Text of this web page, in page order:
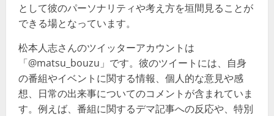
として彼のパーソナリティや考え方を垣間見ることが
できる場となっています​​。
松本人志さんのツイッターアカウントは
「@matsu_bouzu」です。彼のツイートには、自身
の番組やイベントに関する情報、個人的な意見や感
想、日常の出来事についてのコメントが含まれていま
す。例えば、番組に関するデマ記事への反応や、特別